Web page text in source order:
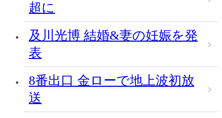
超に
及川光博 結婚&妻の妊娠を発
表
8番出口 金ローで地上波初放
送